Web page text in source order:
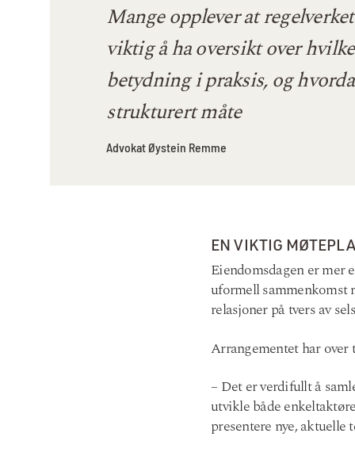
Mange opplever at
viktig å ha oversikt over
betydning i praksis, og
strukturert måte
Advokat Øystein Remme
EN VIKTIG
Eiendomsdagen er mer
uformell sammenkomst
relasjoner på tvers av
Arrangementet har over
– Det er verdifullt å
utvikle både
presentere nye, aktuelle